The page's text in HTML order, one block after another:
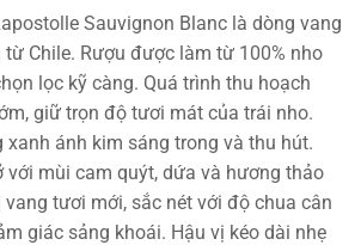
Sauvignon Blanc là dòng vang
Chile. Rượu được làm từ 100% nho
lọc kỹ càng. Quá trình thu hoạch
giữ trọn độ tươi mát của trái nho.
xanh ánh kim sáng trong và thu hút.
với mùi cam quýt, dứa và hương thảo
vang tươi mới, sắc nét với độ chua cân
giác sảng khoái. Hậu vị kéo dài nhẹ